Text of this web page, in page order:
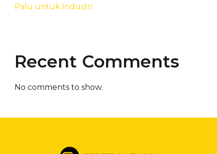
Palu untuk Industri
Recent Comments
No comments to show.